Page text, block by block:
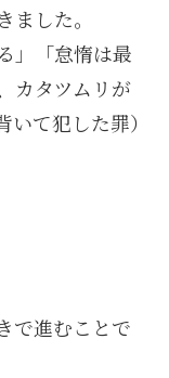
した。
」「怠惰は最
カタツムリが
て犯した罪）
で進むことで